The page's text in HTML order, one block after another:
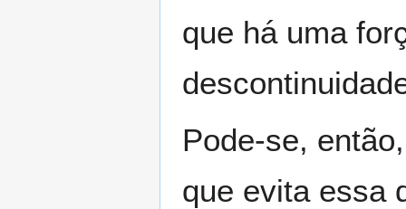
que há uma
Pode-se,
que evita essa